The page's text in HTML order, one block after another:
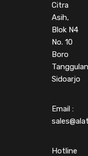
Citra
Asih,
Blok N4
No. 10
Boro
Sidoarjo
Email :
Hotline